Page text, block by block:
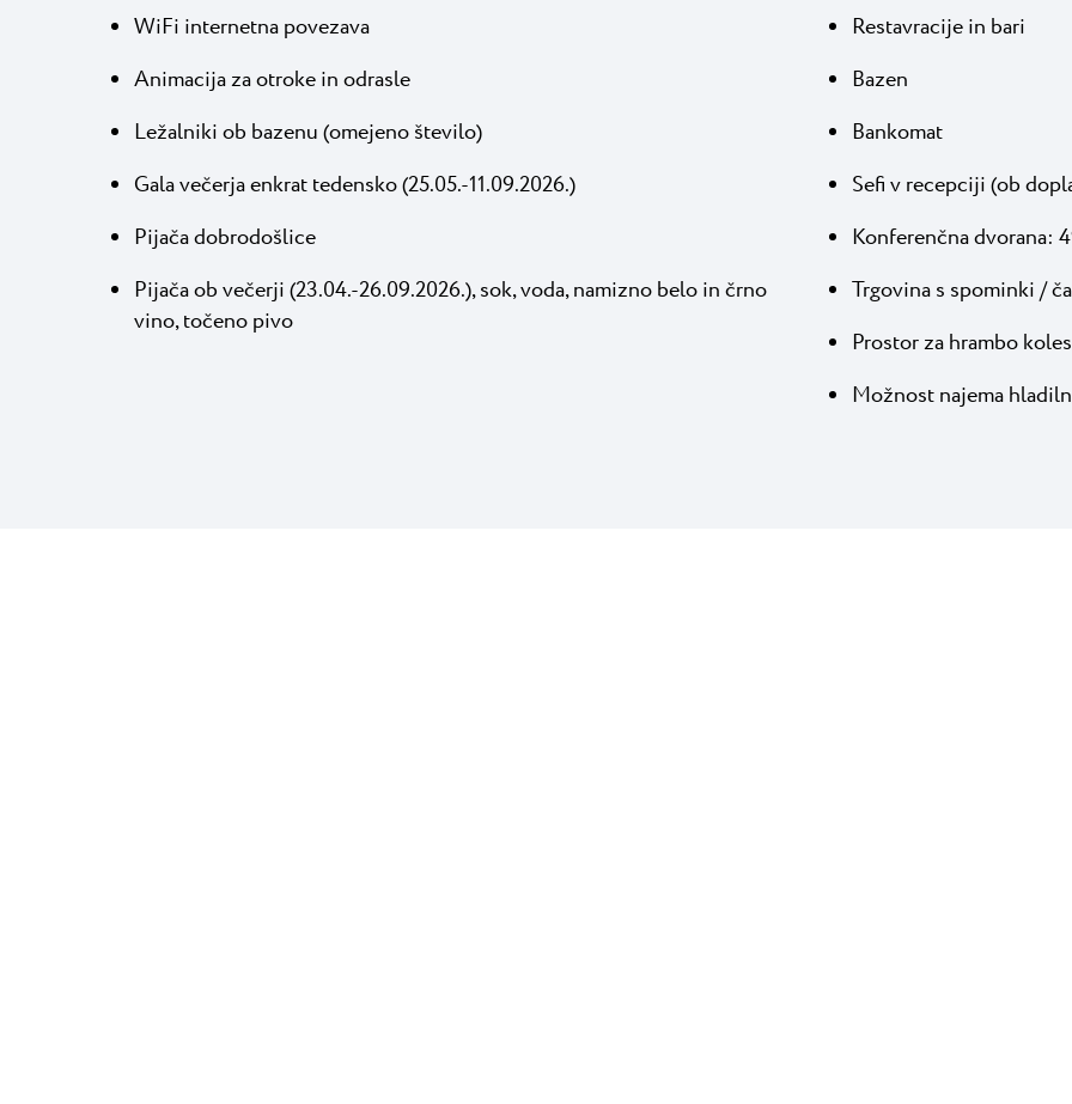
WiFi internetna povezava
Animacija za otroke in odrasle
Ležalniki ob bazenu (omejeno število)
Gala večerja enkrat tedensko (25.05.-11.09.2026.)
Pijača dobrodošlice
Pijača ob večerji (23.04.-26.09.2026.), sok, voda, namizno belo in črno
vino, točeno pivo
Restavracije in bari
Bazen
Bankomat
Sefi v recepciji (ob
Konferenčna dvorana:
Trgovina s spominki /
Prostor za hrambo koles
Možnost najema